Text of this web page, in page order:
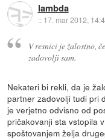
lambda
:: 17. mar 2012,
V resnici je žalostno,
zadovolji sam.
Nekateri bi rekli, da je
partner zadovolji tudi pri
je verjetno odvisno od
pričakovanji sta vstopila
spoštovanjem želja